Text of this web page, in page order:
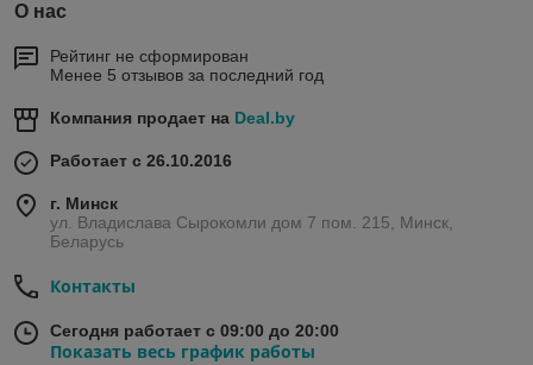
О нас
Рейтинг не сформирован
Менее 5 отзывов за последний год
Компания продает на Deal.by
Работает с 26.10.2016
г. Минск
ул. Владислава Сырокомли дом 7 пом. 215, Минск,
Беларусь
Контакты
Сегодня работает с 09:00 до 20:00
Показать весь график работы